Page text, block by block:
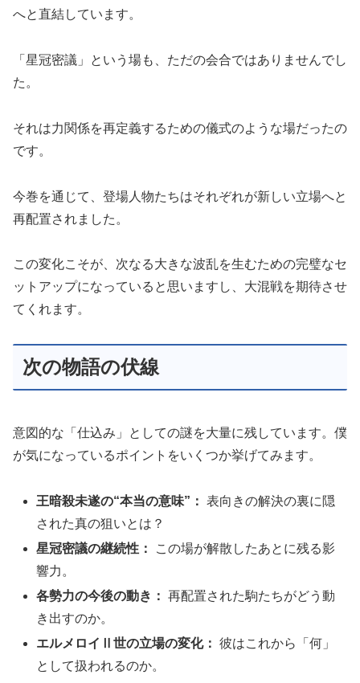
へと直結しています。
「星冠密議」という場も、ただの会合ではありませんでし
た。
それは力関係を再定義するための儀式のような場だったの
です。
今巻を通じて、登場人物たちはそれぞれが新しい立場へと
再配置されました。
この変化こそが、次なる大きな波乱を生むための完璧なセ
ットアップになっていると思いますし、大混戦を期待させ
てくれます。
次の物語の伏線
意図的な「仕込み」としての謎を大量に残しています。僕
が気になっているポイントをいくつか挙げてみます。
王暗殺未遂の“本当の意味”： 表向きの解決の裏に隠
された真の狙いとは？
星冠密議の継続性：
この場が解散したあとに残る影
響力。
各勢力の今後の動き： 再配置された駒たちがどう動
き出すのか。
エルメロイⅡ世の立場の変化： 彼はこれから「何」
として扱われるのか。